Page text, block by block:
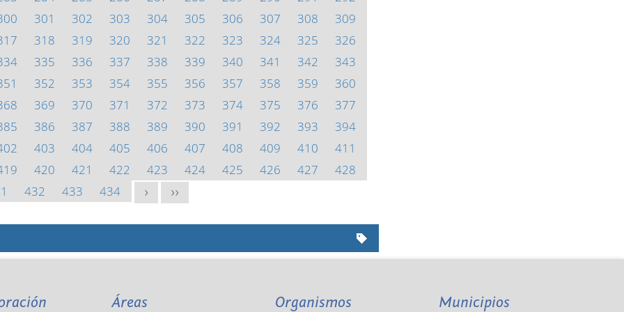
301 302 303 304 305 306 307 308
309
318 319 320 321 322 323 324 325
326
335 336 337 338 339 340 341 342
343
352 353 354 355 356 357 358 359
360
369 370 371 372 373 374 375 376
377
386 387 388 389 390 391 392 393
394
403 404 405 406 407 408 409 410
411
420 421 422 423 424 425 426 427
428
432 433 434 > >>
Áreas Organismos Municipios